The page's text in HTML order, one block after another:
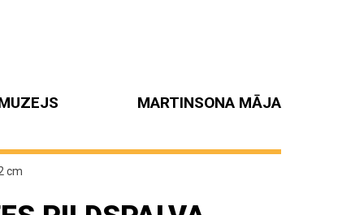
MARTINSONA MĀJA
cm